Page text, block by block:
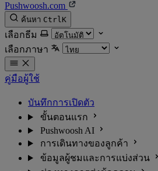
Pushwoosh.com
ค้นหา CtrlK
เลือกธีม
เลือกภาษา
คู่มือผู้ใช้
บันทึกการเปิดตัว
ขั้นตอนแรก
Pushwoosh AI
การเดินทางของลูกค้า
ข้อมูลผู้ชมและการแบ่งส่วน